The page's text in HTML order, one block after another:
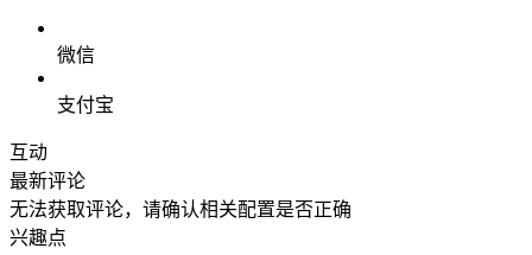
微信
支付宝
互动
最新评论
无法获取评论，请确认相关配置是否正确
兴趣点